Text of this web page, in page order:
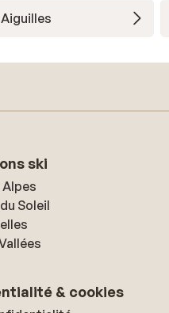
ski
Alpes
Soleil
& cookies